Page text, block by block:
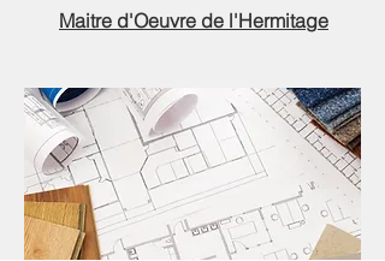
Maitre d'Oeuvre de l'Hermitage